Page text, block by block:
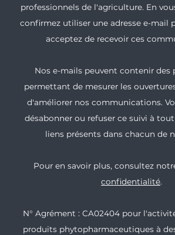
professionnels de l'agriculture. En
confirmez utiliser une adresse e-mail
acceptez de recevoir ces
Nos e-mails peuvent contenir des
permettant de mesurer les
d'améliorer nos communications.
désabonner ou refuser ce suivi à
liens présents dans chacun de
Pour en savoir plus, consultez
confidentialité.
N° Agrément : CA02404 pour
produits phytopharmaceutiques à